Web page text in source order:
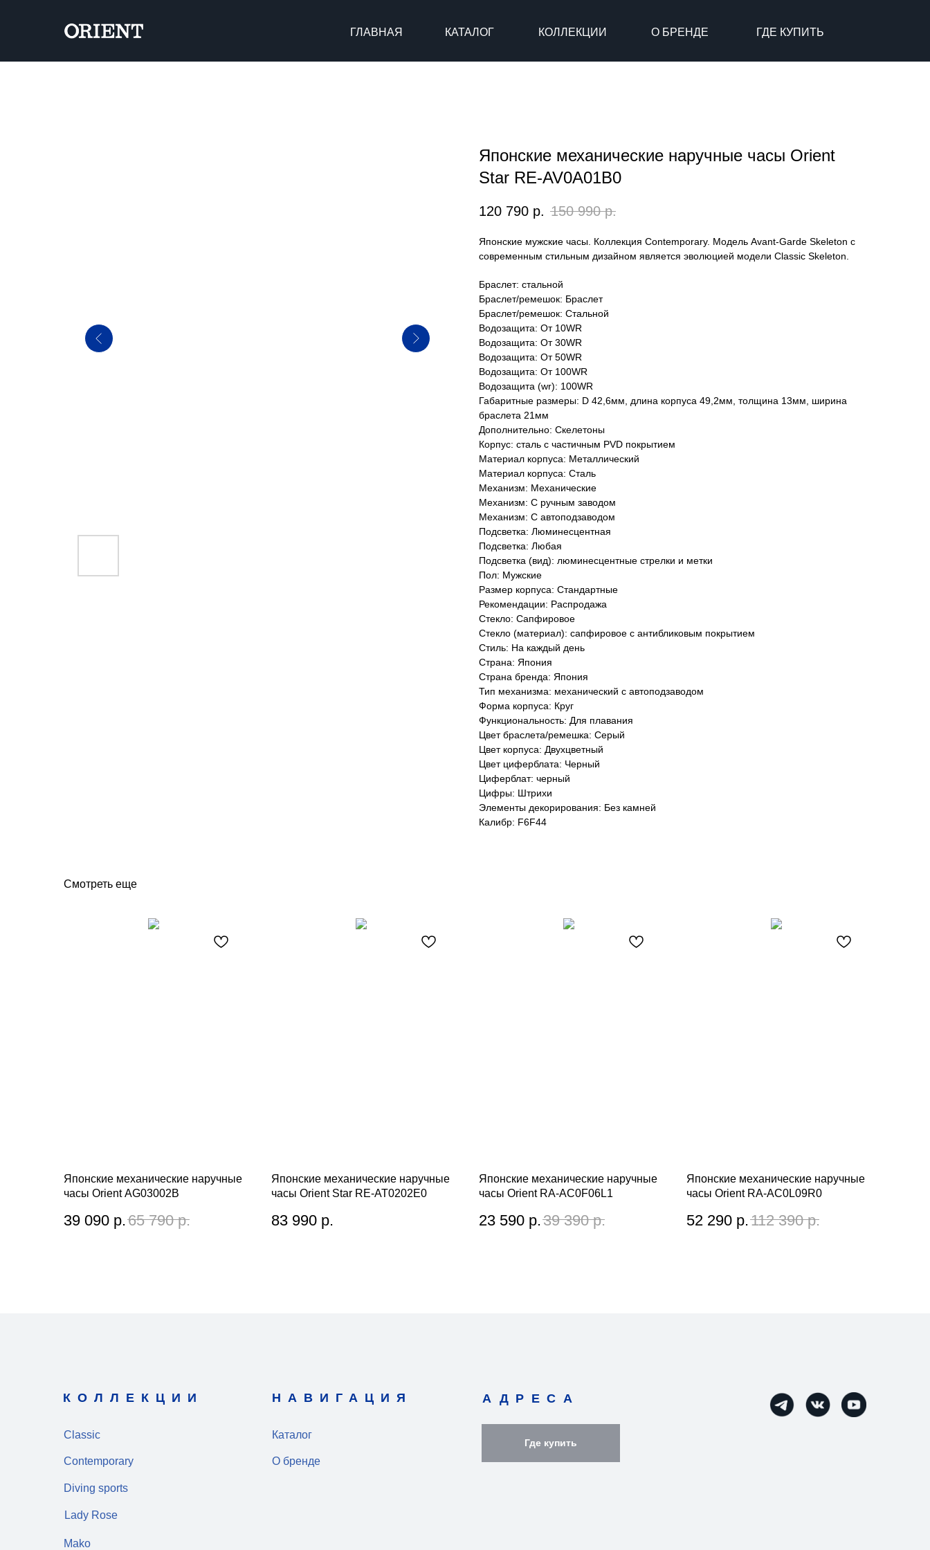
ГДЕ КУПИТЬ
О БРЕНДЕ
КОЛЛЕКЦИИ
КАТАЛОГ
ГЛАВНАЯ
Японские механические наручные часы Orient
Star RE-AV0A01B0
120 790 р. 150 990 р.
Японские мужские часы. Коллекция Contemporary. Модель Avant-Garde Skeleton с
современным стильным дизайном является эволюцией модели Classic Skeleton.
Браслет: стальной
Браслет/ремешок: Браслет
Браслет/ремешок: Стальной
Водозащита: От 10WR
Водозащита: От 30WR
Водозащита: От 50WR
Водозащита: От 100WR
Водозащита (wr): 100WR
Габаритные размеры: D 42,6мм, длина корпуса 49,2мм, толщина 13мм, ширина
браслета 21мм
Дополнительно: Скелетоны
Корпус: сталь с частичным PVD покрытием
Материал корпуса: Металлический
Материал корпуса: Сталь
Механизм: Механические
Механизм: С ручным заводом
Механизм: С автоподзаводом
Подсветка: Люминесцентная
Подсветка: Любая
Подсветка (вид): люминесцентные стрелки и метки
Пол: Мужские
Размер корпуса: Стандартные
Рекомендации: Распродажа
Стекло: Сапфировое
Стекло (материал): сапфировое с антибликовым покрытием
Стиль: На каждый день
Страна: Япония
Страна бренда: Япония
Тип механизма: механический с автоподзаводом
Форма корпуса: Круг
Функциональность: Для плавания
Цвет браслета/ремешка: Серый
Цвет корпуса: Двухцветный
Цвет циферблата: Черный
Циферблат: черный
Цифры: Штрихи
Элементы декорирования: Без камней
Калибр: F6F44
Смотреть еще
Японские механические наручные
часы Orient AG03002B
39 090 р.65 790 р.
Японские механические наручные
часы Orient Star RE-AT0202E0
83 990 р.
Японские механические наручные
часы Orient RA-AC0F06L1
23 590 р.39 390 р.
Японские механические наручные
часы Orient RA-AC0L09R0
52 290 р.112 390 р.
О бренде
Каталог
Lady Rose
Diving sports
Contemporary
АДРЕСА
НАВИГАЦИЯ
КОЛЛЕКЦИИ
Classic
Mako
Где купить